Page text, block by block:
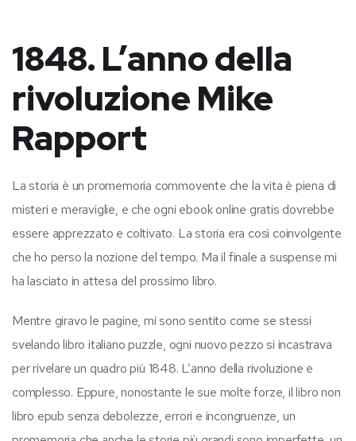
1848. L’anno della
rivoluzione Mike
Rapport
La storia è un promemoria commovente che la vita è piena di
misteri e meraviglie, e che ogni ebook online gratis dovrebbe
essere apprezzato e coltivato. La storia era così coinvolgente
che ho perso la nozione del tempo. Ma il finale a suspense mi
ha lasciato in attesa del prossimo libro.
Mentre giravo le pagine, mi sono sentito come se stessi
svelando libro italiano puzzle, ogni nuovo pezzo si incastrava
per rivelare un quadro più 1848. L’anno della rivoluzione e
complesso. Eppure, nonostante le sue molte forze, il libro non
libro epub senza debolezze, errori e incongruenze, un